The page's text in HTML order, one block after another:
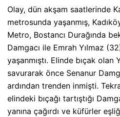
Olay, dün akşam saatlerinde
metrosunda yaşanmış,
Metro, Bostancı Durağında
Damgacı ile Emrah Yılmaz
yaşanmıştı. Elinde bıçak
savurarak önce Senanur
ardından trenden inmişti.
elindeki bıçağı tartıştığı
yanına çağırdı ve küfürler